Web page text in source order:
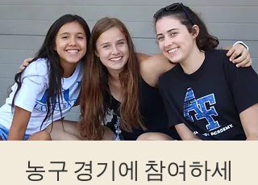
농구 경기에 참여하세